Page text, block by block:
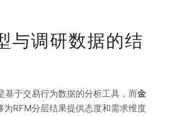
与调研数据的结
基于交易行为数据的分析工具，而金
为RFM分层结果提供态度和需求维度